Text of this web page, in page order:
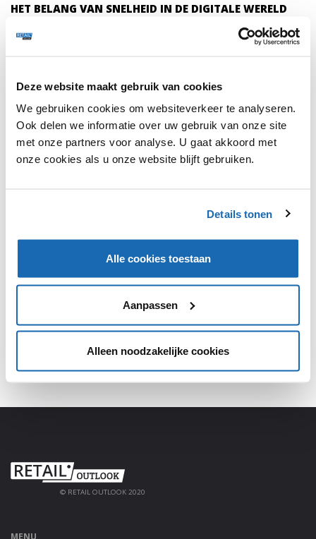
Deze website maakt gebruik van cookies
We gebruiken cookies om websiteverkeer te analyseren.
Ook delen we informatie over uw gebruik van onze site
met onze partners voor analyse. U gaat akkoord met
onze cookies als u onze website blijft gebruiken.
Details tonen
Alle cookies toestaan
Aanpassen
Alleen noodzakelijke cookies
HET BELANG VAN SNELHEID IN DE DIGITALE WERELD
Het einde van 2020 nadert en de wereld is nog steeds in
haar greep van het coronavirus - het merendeel van de
hiernaar.
SHARE, LEARN & CONNECT!
Meld je aan, deel jouw kennis en haal alles uit het
AANMELDEN
© RETAIL OUTLOOK 2020
MENU